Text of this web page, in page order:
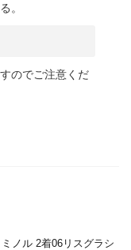
。
のでご注意くだ
ノル 2着06リスグラシ